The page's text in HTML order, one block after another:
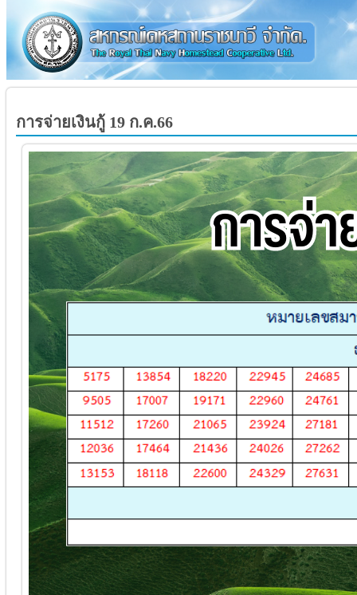
การจ่ายเงินกู้ 19 ก.ค.66